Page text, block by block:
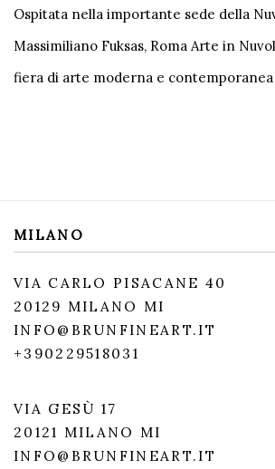
Ospitata nella importante sede della
Massimiliano Fuksas, Roma Arte in
fiera di arte moderna e contemporanea
MILANO
VIA CARLO PISACANE 40
20129 MILANO MI
INFO@BRUNFINEART.IT
+390229518031
VIA GESÙ 17
20121 MILANO MI
INFO@BRUNFINEART.IT